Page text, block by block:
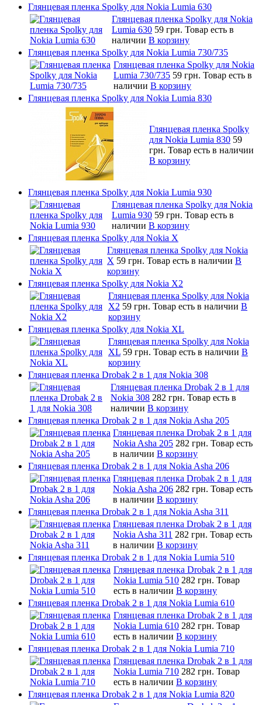
Глянцевая пленка Spolky для Nokia Lumia 630
Глянцевая пленка Spolky для Nokia
Lumia 630 59 грн. Товар есть в
наличии В корзину
Глянцевая пленка Spolky для Nokia Lumia 730/735
Глянцевая пленка Spolky для Nokia
Lumia 730/735 59 грн. Товар есть в
наличии В корзину
Глянцевая пленка Spolky для Nokia Lumia 830
Глянцевая пленка Spolky
для Nokia Lumia 830 59
грн. Товар есть в наличии
В корзину
Глянцевая пленка Spolky для Nokia Lumia 930
Глянцевая пленка Spolky для Nokia
Lumia 930 59 грн. Товар есть в
наличии В корзину
Глянцевая пленка Spolky для Nokia X
Глянцевая пленка Spolky для Nokia
X 59 грн. Товар есть в наличии В
корзину
Глянцевая пленка Spolky для Nokia X2
Глянцевая пленка Spolky для Nokia
X2 59 грн. Товар есть в наличии В
корзину
Глянцевая пленка Spolky для Nokia XL
Глянцевая пленка Spolky для Nokia
XL 59 грн. Товар есть в наличии В
корзину
Глянцевая пленка Drobak 2 в 1 для Nokia 308
Глянцевая пленка Drobak 2 в 1 для
Nokia 308 282 грн. Товар есть в
наличии В корзину
Глянцевая пленка Drobak 2 в 1 для Nokia Asha 205
Глянцевая пленка Drobak 2 в 1 для
Nokia Asha 205 282 грн. Товар есть
в наличии В корзину
Глянцевая пленка Drobak 2 в 1 для Nokia Asha 206
Глянцевая пленка Drobak 2 в 1 для
Nokia Asha 206 282 грн. Товар есть
в наличии В корзину
Глянцевая пленка Drobak 2 в 1 для Nokia Asha 311
Глянцевая пленка Drobak 2 в 1 для
Nokia Asha 311 282 грн. Товар есть
в наличии В корзину
Глянцевая пленка Drobak 2 в 1 для Nokia Lumia 510
Глянцевая пленка Drobak 2 в 1 для
Nokia Lumia 510 282 грн. Товар
есть в наличии В корзину
Глянцевая пленка Drobak 2 в 1 для Nokia Lumia 610
Глянцевая пленка Drobak 2 в 1 для
Nokia Lumia 610 282 грн. Товар
есть в наличии В корзину
Глянцевая пленка Drobak 2 в 1 для Nokia Lumia 710
Глянцевая пленка Drobak 2 в 1 для
Nokia Lumia 710 282 грн. Товар
есть в наличии В корзину
Глянцевая пленка Drobak 2 в 1 для Nokia Lumia 820